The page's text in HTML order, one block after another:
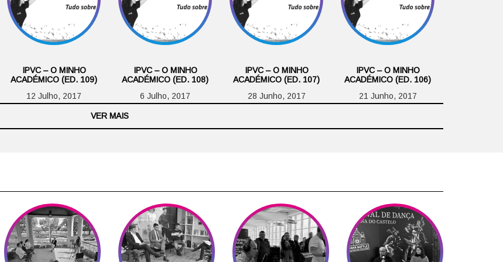
IPVC – O MINHO
ACADÉMICO (ED. 109)
12 Julho, 2017
IPVC – O MINHO
ACADÉMICO (ED. 108)
6 Julho, 2017
IPVC – O MINHO
ACADÉMICO (ED. 107)
28 Junho, 2017
IPVC – O MINHO
ACADÉMICO (ED. 106)
21 Junho, 2017
VER MAIS